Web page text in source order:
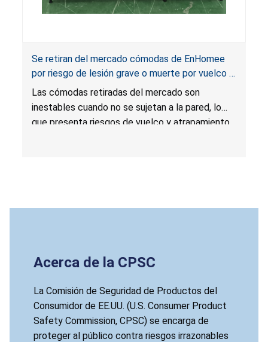
Se retiran del mercado cómodas de EnHomee
por riesgo de lesión grave o muerte por vuelco y
atrapamiento; infringen la norma obligatoria para
muebles para guardar ropa; vendidas por
EnHomee Direct
Las cómodas retiradas del mercado son
inestables cuando no se sujetan a la pared, lo
que presenta riesgos de vuelco y atrapamiento
Acerca de la CPSC
La Comisión de Seguridad de Productos del
Consumidor de EE.UU. (U.S. Consumer Product
Safety Commission, CPSC) se encarga de
proteger al público contra riesgos irrazonables